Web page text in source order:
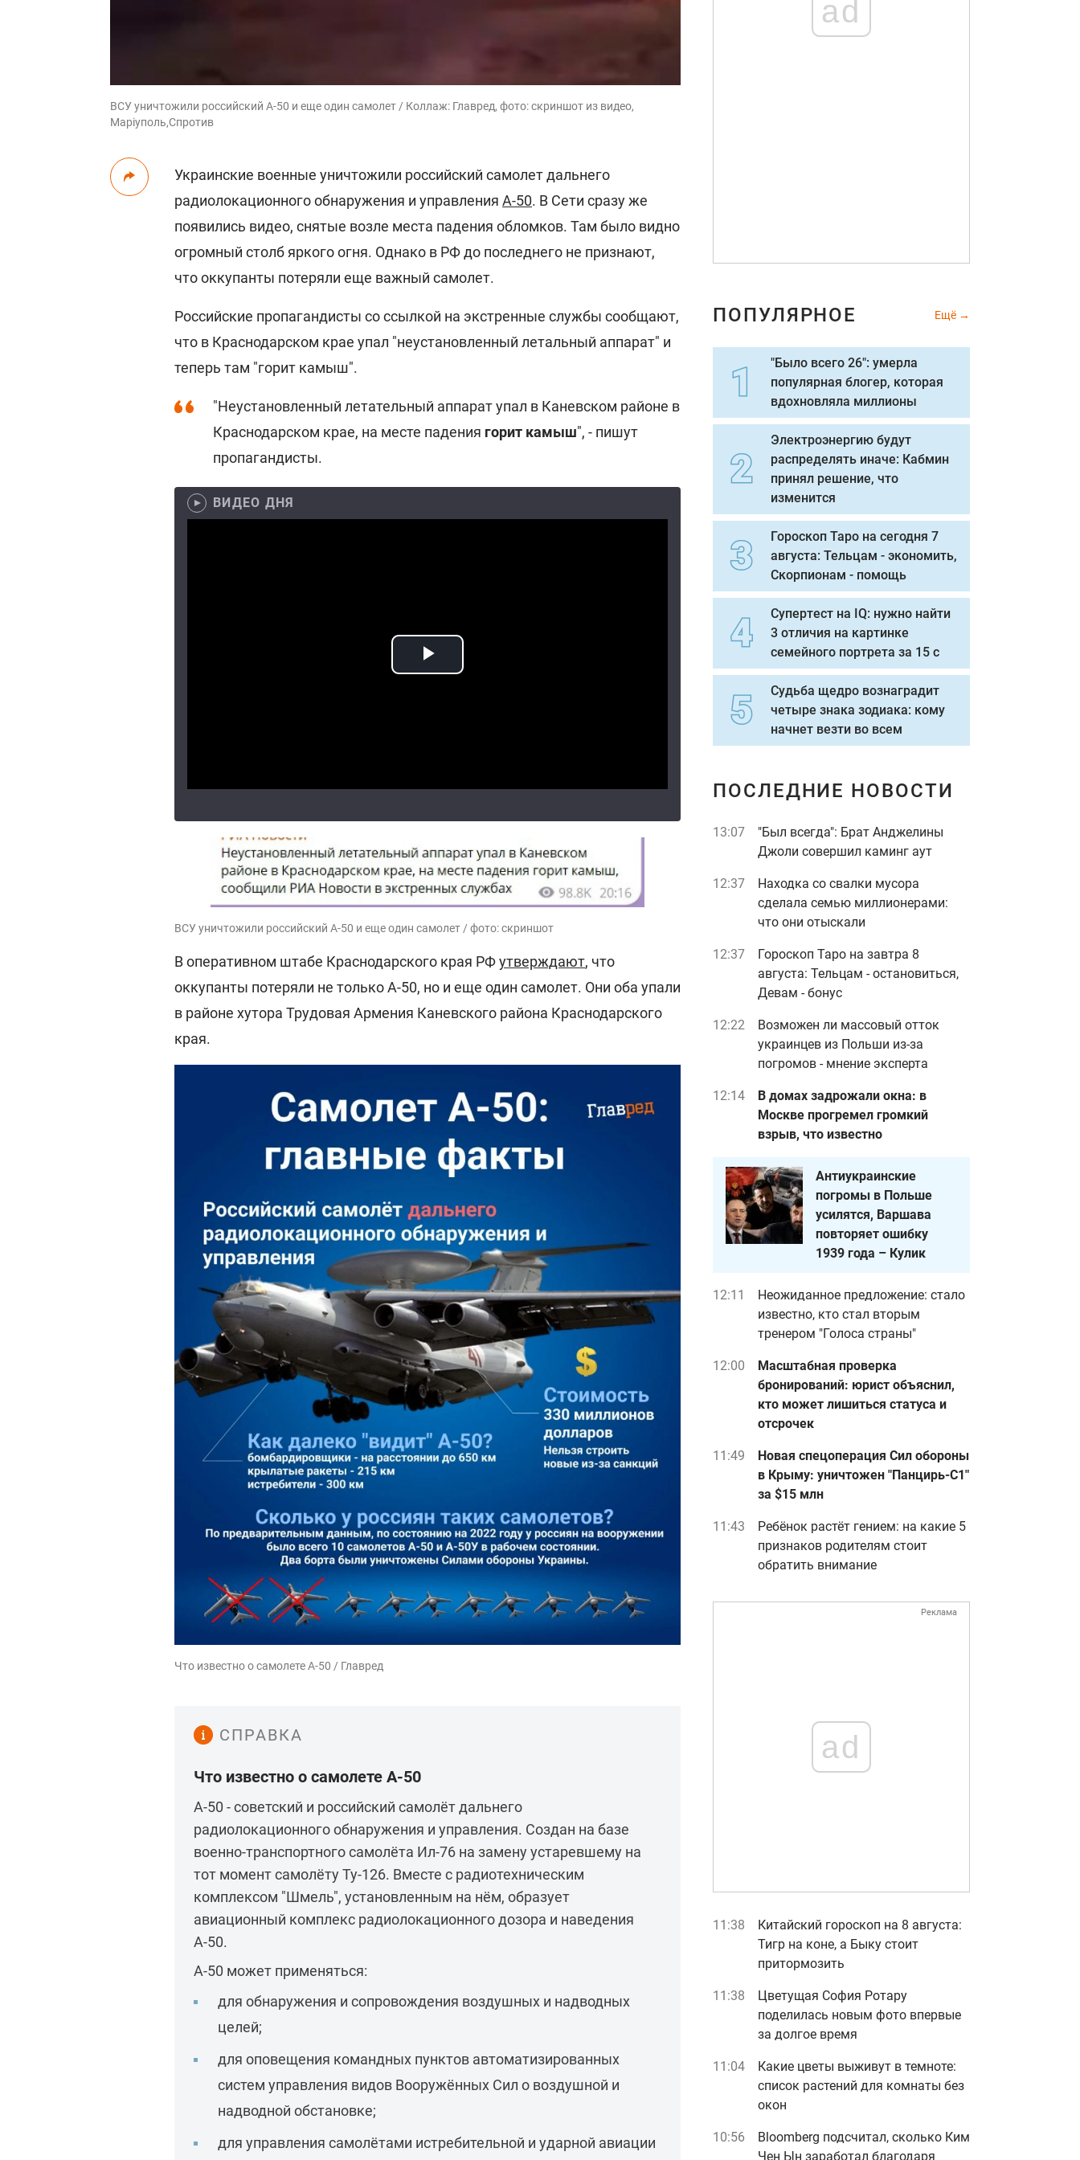
ВСУ уничтожили российский А-50 и еще один самолет / Коллаж: Главред, фото: скриншот из видео,
Маріуполь,Спротив
Украинские военные уничтожили российский самолет дальнего
радиолокационного обнаружения и управления А-50. В Сети сразу же
появились видео, снятые возле места падения обломков. Там было видно
огромный столб яркого огня. Однако в РФ до последнего не признают,
что оккупанты потеряли еще важный самолет.
Российские пропагандисты со ссылкой на экстренные службы сообщают,
что в Краснодарском крае упал "неустановленный летальный аппарат" и
теперь там "горит камыш".
"Неустановленный летательный аппарат упал в Каневском районе в
Краснодарском крае, на месте падения горит камыш", - пишут
пропагандисты.
ВИДЕО ДНЯ
ВСУ уничтожили российский А-50 и еще один самолет / фото: скриншот
В оперативном штабе Краснодарского края РФутверждают, что
оккупанты потеряли не только А-50, но и еще один самолет. Они оба упали
в районе хутора Трудовая Армения Каневского района Краснодарского
края.
Что известно о самолете А-50 / Главред
СПРАВКА
Что известно о самолете А-50
А-50 - советский и российский самолёт дальнего
радиолокационного обнаружения и управления. Создан на базе
военно-транспортного самолёта Ил-76 на замену устаревшему на
тот момент самолёту Ту-126. Вместе с радиотехническим
комплексом "Шмель", установленным на нём, образует
авиационный комплекс радиолокационного дозора и наведения
А-50.
А-50 может применяться:
для обнаружения и сопровождения воздушных и надводных
целей;
для оповещения командных пунктов автоматизированных
систем управления видов Вооружённых Сил о воздушной и
надводной обстановке;
для управления самолётами истребительной и ударной авиации
ad
ПОПУЛЯРНОЕ Ещё
"Было всего 26": умерла
популярная блогер, которая
вдохновляла миллионы
Электроэнергию будут
распределять иначе: Кабмин
принял решение, что
изменится
Гороскоп Таро на сегодня 7
августа: Тельцам - экономить,
Скорпионам - помощь
Супертест на IQ: нужно найти
3 отличия на картинке
семейного портрета за 15 с
Судьба щедро вознаградит
четыре знака зодиака: кому
начнет везти во всем
ПОСЛЕДНИЕ НОВОСТИ
13:07
"Был всегда": Брат Анджелины
Джоли совершил каминг аут
12:37
Находка со свалки мусора
сделала семью миллионерами:
что они отыскали
12:37
Гороскоп Таро на завтра 8
августа: Тельцам - остановиться,
Девам - бонус
12:22
Возможен ли массовый отток
украинцев из Польши из-за
погромов - мнение эксперта
12:14
В домах задрожали окна: в
Москве прогремел громкий
взрыв, что известно
Антиукраинские
погромы в Польше
усилятся, Варшава
повторяет ошибку
1939 года – Кулик
12:11
Неожиданное предложение: стало
известно, кто стал вторым
тренером "Голоса страны"
12:00
Масштабная проверка
бронирований: юрист объяснил,
кто может лишиться статуса и
отсрочек
11:49
Новая спецоперация Сил обороны
в Крыму: уничтожен "Панцирь-С1"
за $15 млн
11:43
Ребёнок растёт гением: на какие 5
признаков родителям стоит
обратить внимание
Реклама
ad
11:38
Китайский гороскоп на 8 августа:
Тигр на коне, а Быку стоит
притормозить
11:38
Цветущая София Ротару
поделилась новым фото впервые
за долгое время
11:04
Какие цветы выживут в темноте:
список растений для комнаты без
окон
10:56
Bloomberg подсчитал, сколько Ким
Чен Ын заработал благодаря